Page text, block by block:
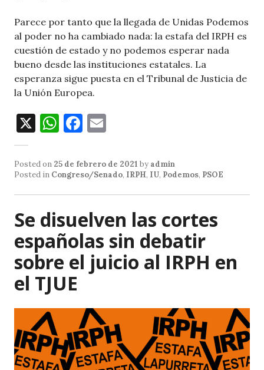
Parece por tanto que la llegada de Unidas Podemos
al poder no ha cambiado nada: la estafa del IRPH es
cuestión de estado y no podemos esperar nada
bueno desde las instituciones estatales. La
esperanza sigue puesta en el Tribunal de Justicia de
la Unión Europea.
X W
at
s
A
p
p
F
c
e
b
o
o
k
ai
l
Posted on 25 de febrero de 2021 by admin
Posted in Congreso/Senado, IRPH, IU, Podemos, PSOE
Se disuelven las cortes
españolas sin debatir
sobre el juicio al IRPH en
el TJUE